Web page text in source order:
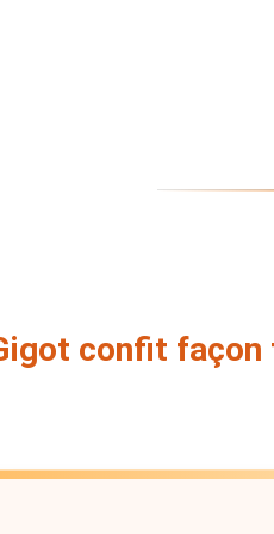
confit façon